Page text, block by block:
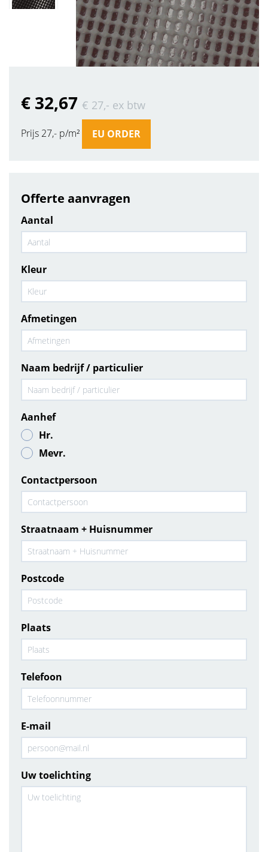
€ 32,67 € 27,- ex btw
Prijs 27,- p/m² EU ORDER
Offerte aanvragen
Aantal
Kleur
Afmetingen
Naam bedrijf / particulier
Aanhef
Hr.
Mevr.
Contactpersoon
Straatnaam + Huisnummer
Postcode
Plaats
Telefoon
E-mail
Uw toelichting